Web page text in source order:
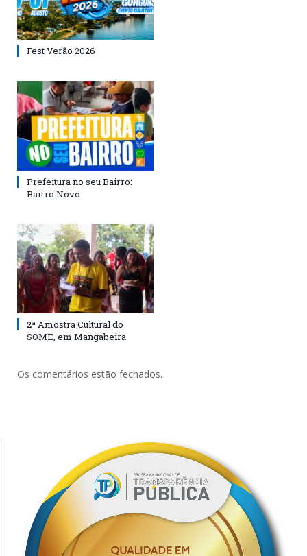
Fest Verão 2026
Prefeitura no seu Bairro:
Bairro Novo
2ª Amostra Cultural do
SOME, em Mangabeira
Os comentários estão fechados.